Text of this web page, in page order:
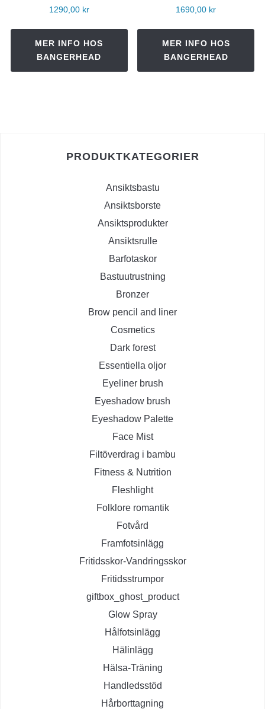
1290,00 kr
MER INFO HOS
BANGERHEAD
1690,00 kr
MER INFO HOS
BANGERHEAD
PRODUKTKATEGORIER
Ansiktsbastu
Ansiktsborste
Ansiktsprodukter
Ansiktsrulle
Barfotaskor
Bastuutrustning
Bronzer
Brow pencil and liner
Cosmetics
Dark forest
Essentiella oljor
Eyeliner brush
Eyeshadow brush
Eyeshadow Palette
Face Mist
Filtöverdrag i bambu
Fitness & Nutrition
Fleshlight
Folklore romantik
Fotvård
Framfotsinlägg
Fritidsskor-Vandringsskor
Fritidsstrumpor
giftbox_ghost_product
Glow Spray
Hålfotsinlägg
Hälinlägg
Hälsa-Träning
Handledsstöd
Hårborttagning